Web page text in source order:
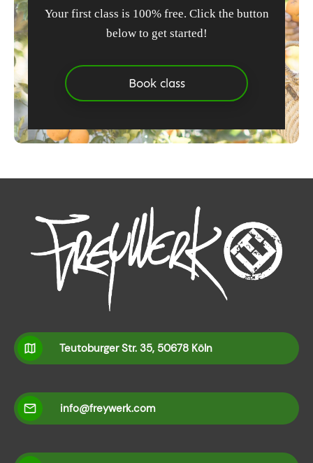
Your first class is 100% free. Click the button
below to get started!
Book class
Teutoburger Str. 35, 50678 Köln
info@freywerk.com